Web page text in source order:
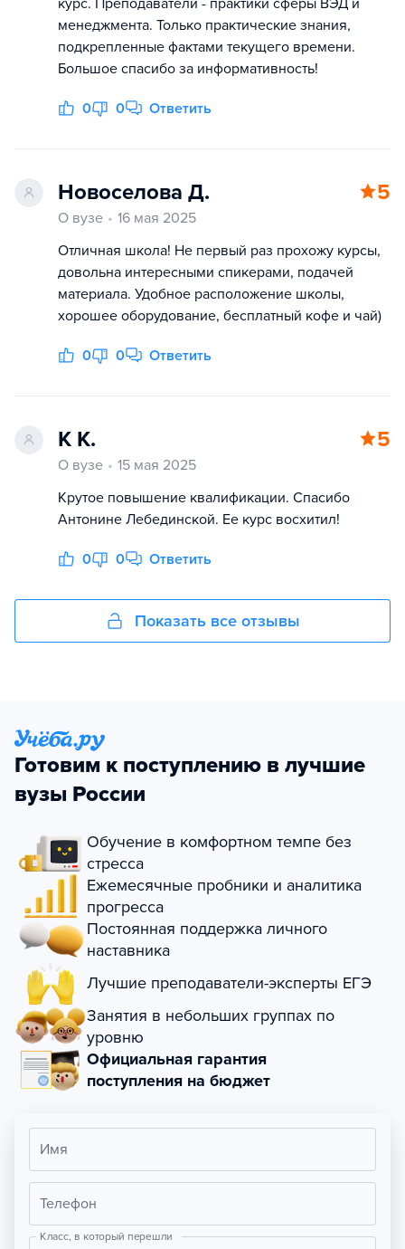
курс. Преподаватели - практики сферы ВЭД и
менеджмента. Только практические знания,
подкрепленные фактами текущего времени.
Большое спасибо за информативность!
0 0 Ответить
Новоселова Д. 5
О вузе
16 мая 2025
Отличная школа! Не первый раз прохожу курсы,
довольна интересными спикерами, подачей
материала. Удобное расположение школы,
хорошее оборудование, бесплатный кофе и чай)
0 0 Ответить
К К. 5
О вузе
15 мая 2025
Крутое повышение квалификации. Спасибо
Антонине Лебединской. Ее курс восхитил!
0 0 Ответить
Показать все отзывы
Готовим к поступлению в лучшие
вузы России
Обучение в комфортном темпе без
стресса
Ежемесячные пробники и аналитика
прогресса
Постоянная поддержка личного
наставника
Лучшие преподаватели-эксперты ЕГЭ
Занятия в небольших группах по
уровню
Официальная гарантия
поступления на бюджет
Имя
Телефон
Класс, в который перешли